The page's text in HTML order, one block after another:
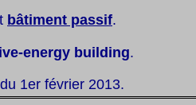
bâtiment passif.
energy building.
1er février 2013.